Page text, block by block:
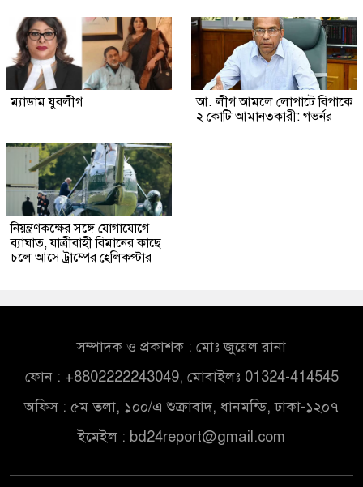
ম্যাডাম যুবলীগ
আ. লীগ আমলে লোপাটে বিপাকে
২ কোটি আমানতকারী: গভর্নর
নিয়ন্ত্রণকক্ষের সঙ্গে যোগাযোগে
ব্যাঘাত, যাত্রীবাহী বিমানের কাছে
চলে আসে ট্রাম্পের হেলিকপ্টার
সম্পাদক ও প্রকাশক : মোঃ জুয়েল রানা
ফোন : +8802222243049, মোবাইলঃ 01324-414545
অফিস : ৫ম তলা, ১০০/এ শুক্রাবাদ, ধানমন্ডি, ঢাকা-১২০৭
ইমেইল : bd24report@gmail.com